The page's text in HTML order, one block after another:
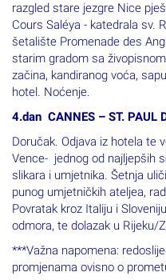
razgled stare jezgre Nice
Cours Saléya - katedrala sv.
šetalište Promenade des
starim gradom sa
začina, kandiranog voća,
hotel. Noćenje.
4.dan CANNES – ST. PAUL
Doručak. Odjava iz hotela te
Vence- jednog od najljepših
slikara i umjetnika. Šetnja
punog umjetničkih ateljea,
Povratak kroz Italiju i
odmora, te dolazak u Rijeku/
***Važna napomena:
promjenama ovisno o